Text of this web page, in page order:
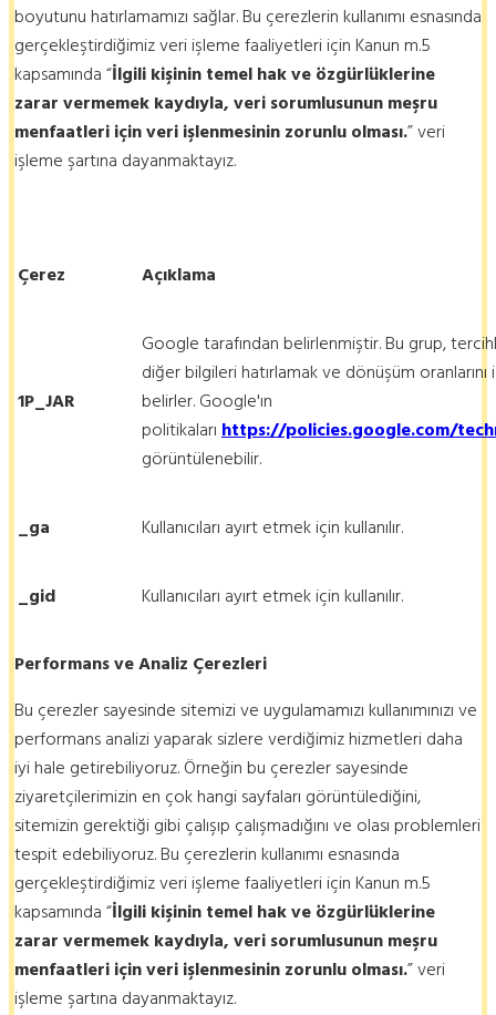
boyutunu hatırlamamızı sağlar. Bu çerezlerin kullanımı esnasında
gerçekleştirdiğimiz veri işleme faaliyetleri için Kanun m.5
kapsamında “İlgili kişinin temel hak ve özgürlüklerine
zarar vermemek kaydıyla, veri sorumlusunun meşru
menfaatleri için veri işlenmesinin zorunlu olması.” veri
işleme şartına dayanmaktayız.
Çerez Açıklama
1P_JAR
Google tarafından belirlenmiştir. Bu grup,
diğer bilgileri hatırlamak ve dönüşüm
belirler. Google'ın
politikalarıhttps://policies.google.com/
görüntülenebilir.
_ga Kullanıcıları ayırt etmek için kullanılır.
_gid Kullanıcıları ayırt etmek için kullanılır.
Performans ve Analiz Çerezleri
Bu çerezler sayesinde sitemizi ve uygulamamızı kullanımınızı ve
performans analizi yaparak sizlere verdiğimiz hizmetleri daha
iyi hale getirebiliyoruz. Örneğin bu çerezler sayesinde
ziyaretçilerimizin en çok hangi sayfaları görüntülediğini,
sitemizin gerektiği gibi çalışıp çalışmadığını ve olası problemleri
tespit edebiliyoruz. Bu çerezlerin kullanımı esnasında
gerçekleştirdiğimiz veri işleme faaliyetleri için Kanun m.5
kapsamında “İlgili kişinin temel hak ve özgürlüklerine
zarar vermemek kaydıyla, veri sorumlusunun meşru
menfaatleri için veri işlenmesinin zorunlu olması.” veri
işleme şartına dayanmaktayız.